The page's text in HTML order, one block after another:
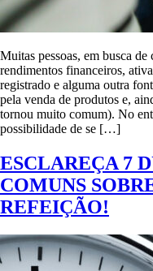
Muitas pessoas, em busca
rendimentos financeiros,
registrado e alguma outra
pela venda de produtos e,
tornou muito comum). No
possibilidade de se […]
ESCLAREÇA 7
COMUNS
REFEIÇÃO!